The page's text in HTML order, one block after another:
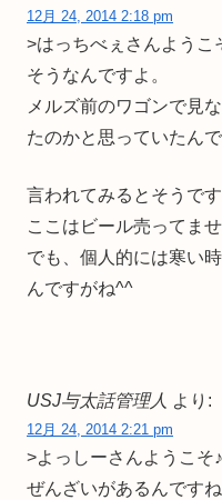
12月 24, 2014 2:18 pm
>はっちべぇさんようこ
そうなんですよ。
メルズ前のワゴンで見
たのかと思っていたんで
言われてみるとそうです
ここはビール売ってま
でも、個人的には寒い
んですがね^^
USJ与太話管理人 より:
12月 24, 2014 2:21 pm
>よっしーさんようこそ♪
ぜんざいがあるんですね